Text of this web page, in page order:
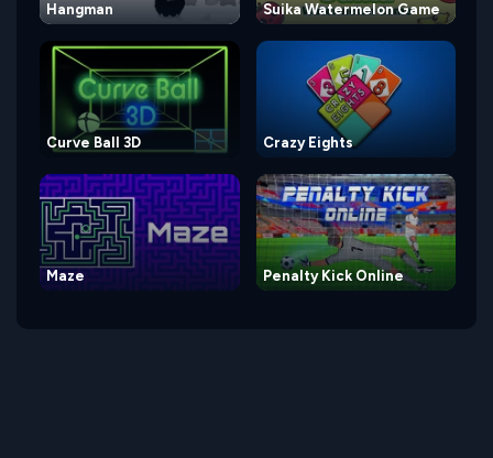
Hangman Suika Watermelon Game
Curve Ball 3D Crazy Eights
Maze Penalty Kick Online